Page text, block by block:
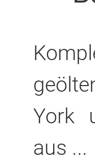
York
aus ...